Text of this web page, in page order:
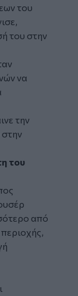
του
του στην
να
την
του
από